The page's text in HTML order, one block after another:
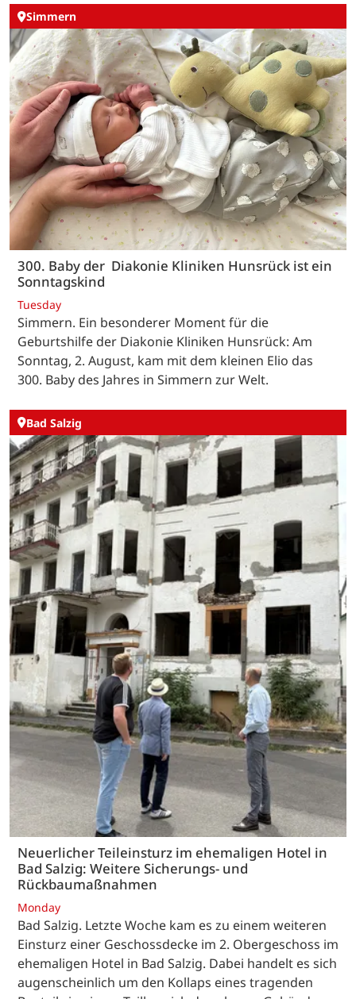
Simmern
300. Baby der Diakonie Kliniken Hunsrück ist ein
Sonntagskind
Tuesday
Simmern. Ein besonderer Moment für die
Geburtshilfe der Diakonie Kliniken Hunsrück: Am
Sonntag, 2. August, kam mit dem kleinen Elio das
300. Baby des Jahres in Simmern zur Welt.
Bad Salzig
Neuerlicher Teileinsturz im ehemaligen Hotel in
Bad Salzig: Weitere Sicherungs- und
Rückbaumaßnahmen
Monday
Bad Salzig. Letzte Woche kam es zu einem weiteren
Einsturz einer Geschossdecke im 2. Obergeschoss im
ehemaligen Hotel in Bad Salzig. Dabei handelt es sich
augenscheinlich um den Kollaps eines tragenden